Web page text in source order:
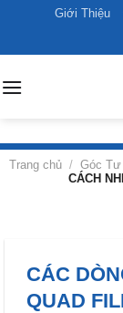
content
Giới Thiệu
Trang chủ / Góc Tư
CÁCH
CÁC
QUAD